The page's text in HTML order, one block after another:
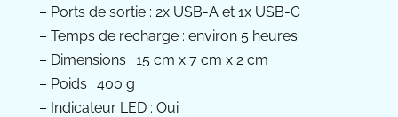
– Ports de sortie : 2x USB-A et 1x USB-C
– Temps de recharge : environ 5 heures
– Dimensions : 15 cm x 7 cm x 2 cm
– Poids : 400 g
– Indicateur LED : Oui